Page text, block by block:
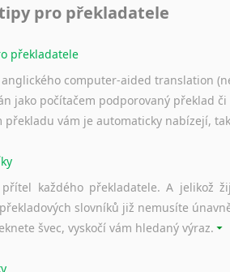
pro překladatele
překladatele
anglického computer-aided translation
jako počítačem podporovaný překlad
překladu vám je automaticky nabízejí,
každého překladatele. A jelikož
slovníků již nemusíte
švec, vyskočí vám hledaný výraz.